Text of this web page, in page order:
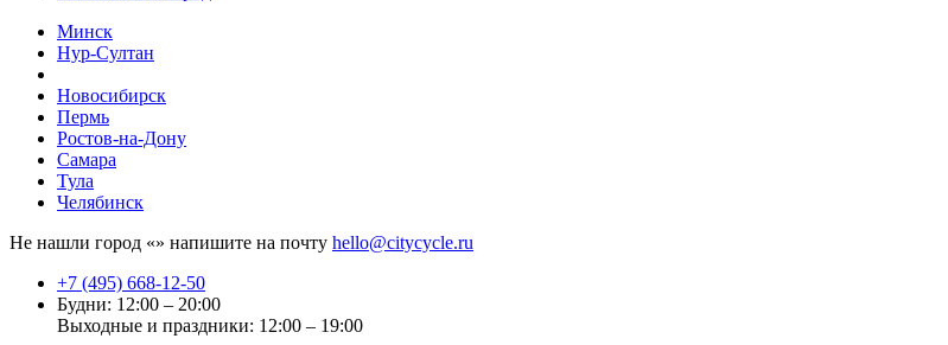
Минск
Нур-Султан
Новосибирск
Пермь
Ростов-на-Дону
Самара
Тула
Челябинск
Не нашли город «» напишите на почту hello@citycycle.ru
+7 (495) 668-12-50
Будни: 12:00 – 20:00
Выходные и праздники: 12:00 – 19:00